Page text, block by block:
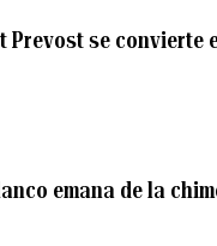
Prevost se convierte
emana de la